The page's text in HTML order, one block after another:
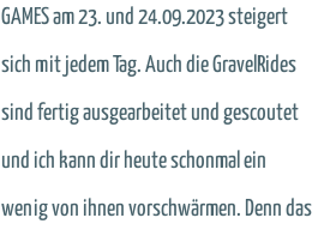
GAMES am 23. und 24.09.2023 steigert
sich mit jedem Tag. Auch die GravelRides
sind fertig ausgearbeitet und gescoutet
und ich kann dir heute schonmal ein
wenig von ihnen vorschwärmen. Denn das